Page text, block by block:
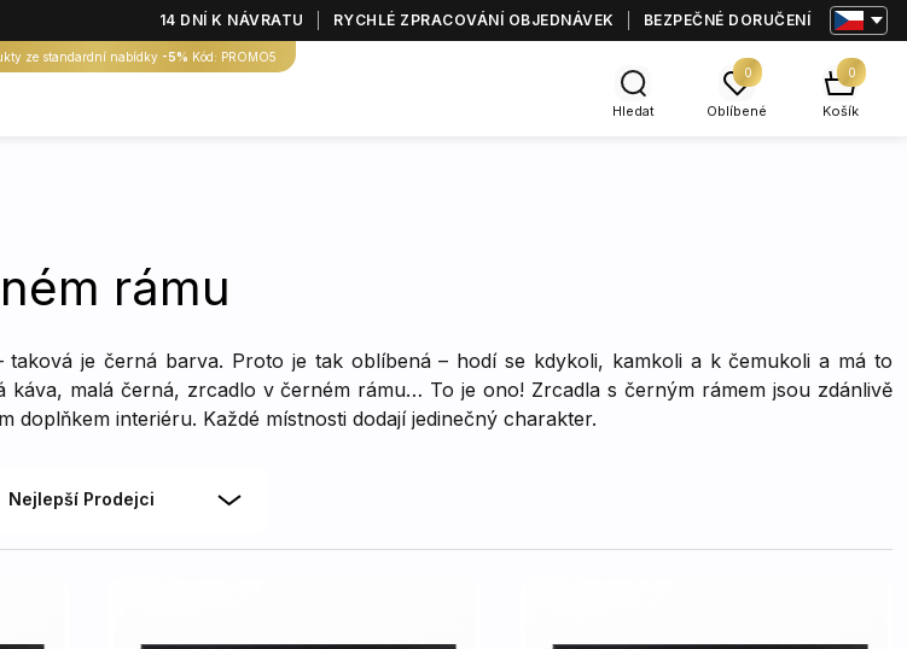
14 DNÍ K NÁVRATU RYCHLÉ ZPRACOVÁNÍ OBJEDNÁVEK BEZPEČNÉ DORUČENÍ
ze standardní nabídky -5% Kód: PROMO5
Hledat
0
Oblíbené
0
Košík
rámu
taková je černá barva. Proto je tak oblíbená – hodí se kdykoli, kamkoli a k čemukoli a má to
káva, malá černá, zrcadlo v černém rámu… To je ono! Zrcadla s černým rámem jsou zdánlivě
doplňkem interiéru. Každé místnosti dodají jedinečný charakter.
Nejlepší Prodejci